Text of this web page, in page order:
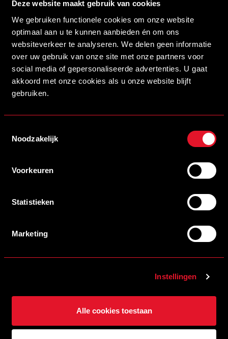
Deze website maakt gebruik van cookies
We gebruiken functionele cookies om onze website
optimaal aan u te kunnen aanbieden én om ons
websiteverkeer te analyseren. We delen geen informatie
over uw gebruik van onze site met onze partners voor
social media of gepersonaliseerde advertenties. U gaat
akkoord met onze cookies als u onze website blijft
gebruiken.
Noodzakelijk
Voorkeuren
Statistieken
Marketing
Instellingen
Alle cookies toestaan
Reserveer kan via een e-mail naar
sales@helmondsport.nl met de volgende gegevens:
Bedrijfsnaam
telefoonnummer)
Aantal personen
Heeft u vragen? Neem gerust contact op
te sluiten!